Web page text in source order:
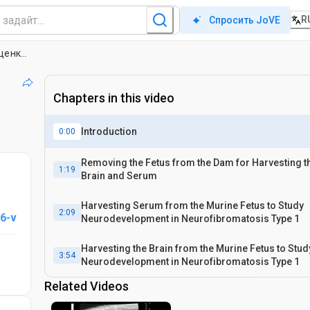
Спросить JoVE
v
Chapters in this video
0:00 Introduction
1:19
Removing the Fetus from the Dam for Harvesting
Brain and Serum
2:09
Harvesting Serum from the Murine Fetus to Study
Neurodevelopment in Neurofibromatosis Type 1
3:54
Harvesting the Brain from the Murine Fetus to
Neurodevelopment in Neurofibromatosis Type 1
Related Videos